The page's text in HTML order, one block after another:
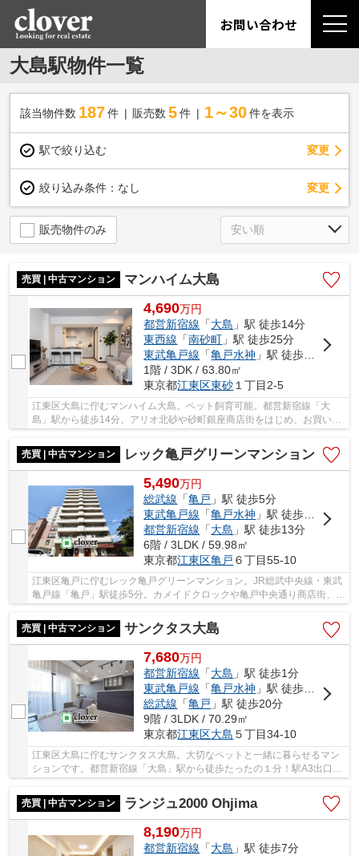
お問い合わせ
大島駅物件一覧
該当物件数 187件 販売数 5 件 1～30 件を表示
駅で絞り込む 変更
絞り込み条件： なし 変更
販売物件のみ
売買 | 中古マンション マンハイム大島
4,690万円
都営新宿線 「大島 」駅 徒歩14分
東西線 「南砂町 」駅 徒歩25分
東武亀戸線 「亀戸水神 」駅 徒歩31分
1階 / 3DK / 63.80㎡
東京都江東区東砂 １丁目2-5
江東区大島に佇むマンハイム大島。ペット飼育可能。都営新宿線「大
島」駅から徒歩14分。アリオ北砂や砂町銀座商店街をはじめ、お買い物
施設や飲食店が充実した立地で生活環境が整って...
売買 | 中古マンション
レック亀戸グリーンマンション
5,490万円
総武線 「亀戸 」駅 徒歩5分
東武亀戸線 「亀戸水神 」駅 徒歩4分
都営新宿線 「大島 」駅 徒歩13分
6階 / 3LDK / 59.98㎡
東京都江東区亀戸 ６丁目55-10
江東区亀戸に佇むレック亀戸グリーンマンション。JR総武中央線・東武
亀戸線「亀戸」駅徒歩5分。カメイドクロックや亀戸中央通り商店街、亀
戸中央公園までそれぞれ徒歩5分圏内と住環境...
売買 | 中古マンション
サンクタス大島
7,680万円
都営新宿線 「大島 」駅 徒歩1分
東武亀戸線 「亀戸水神 」駅 徒歩17分
総武線 「亀戸 」駅 徒歩20分
9階 / 3LDK / 70.29㎡
東京都江東区大島 ５丁目34-10
江東区大島に佇むサンクタス大島。大切なペットと一緒に暮らせるマン
ションです。都営新宿線「大島」駅から徒歩たったの１分！駅A3出口か
売買 | 中古マンション
ランジュ2000 Ohjima
8,190万円
都営新宿線 「大島 」駅 徒歩7分